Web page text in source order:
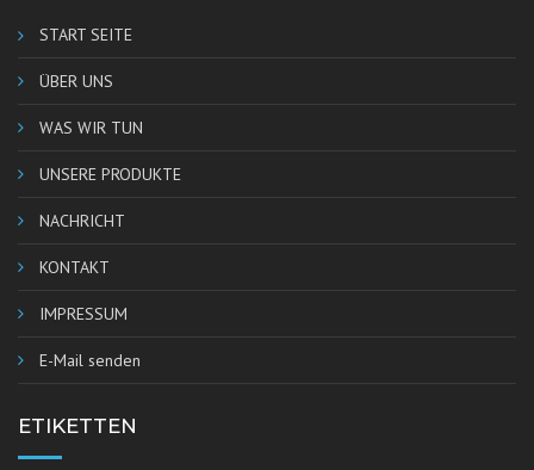
START SEITE
ÜBER UNS
WAS WIR TUN
UNSERE PRODUKTE
NACHRICHT
KONTAKT
IMPRESSUM
E-Mail senden
ETIKETTEN